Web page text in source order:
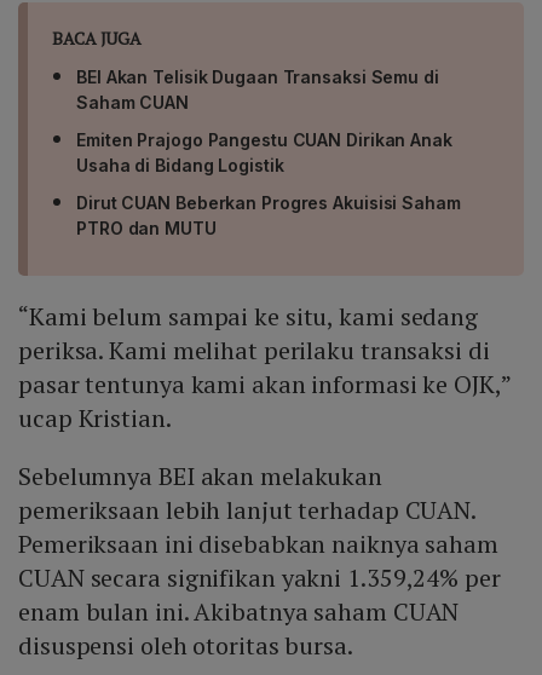
BACA JUGA
BEI Akan Telisik Dugaan Transaksi Semu di
Saham CUAN
Emiten Prajogo Pangestu CUAN Dirikan Anak
Usaha di Bidang Logistik
Dirut CUAN Beberkan Progres Akuisisi Saham
PTRO dan MUTU
“Kami belum sampai ke situ, kami sedang
periksa. Kami melihat perilaku transaksi di
pasar tentunya kami akan informasi ke OJK,”
ucap Kristian.
Sebelumnya BEI akan melakukan
pemeriksaan lebih lanjut terhadap CUAN.
Pemeriksaan ini disebabkan naiknya saham
CUAN secara signifikan yakni 1.359,24% per
enam bulan ini. Akibatnya saham CUAN
disuspensi oleh otoritas bursa.